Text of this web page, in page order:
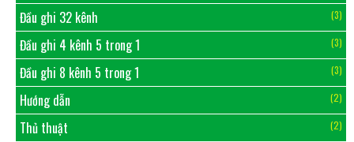
Đầu ghi 32 kênh (3)
Đầu ghi 4 kênh 5 trong 1 (3)
Đầu ghi 8 kênh 5 trong 1 (3)
Hướng dẫn (2)
Thủ thuật (2)